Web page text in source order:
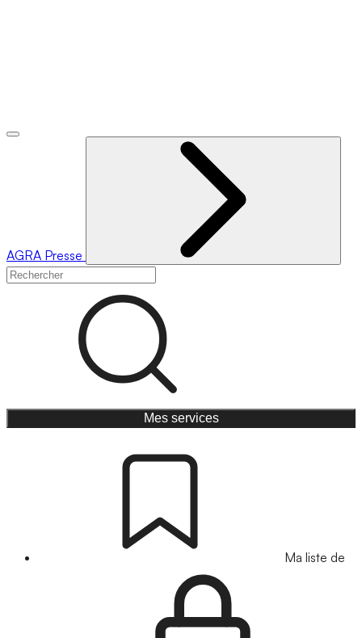
AGRA Presse
Mes services
Ma liste de